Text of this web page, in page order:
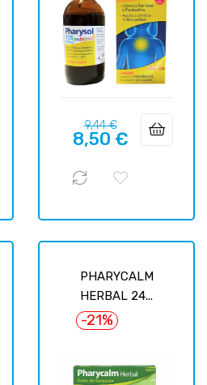
Precio
regular
9,44 €Precio
8,50 €
PHARYCALM
HERBAL 24...
-21%